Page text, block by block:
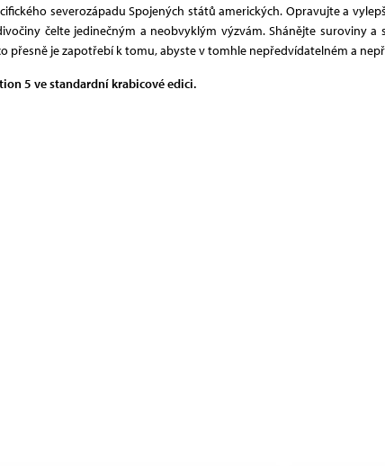
severozápadu Spojených států amerických. Opravujte a
čelte jedinečným a neobvyklým výzvám. Shánějte suroviny
je zapotřebí k tomu, abyste v tomhle nepředvídatelném a
5 ve standardní krabicové edici.